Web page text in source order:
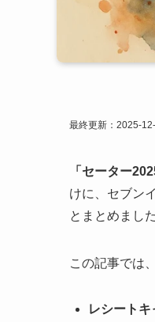
最終更新：2025-
「セーター
けに、セブン
とまとめました
この記事では、
レシート